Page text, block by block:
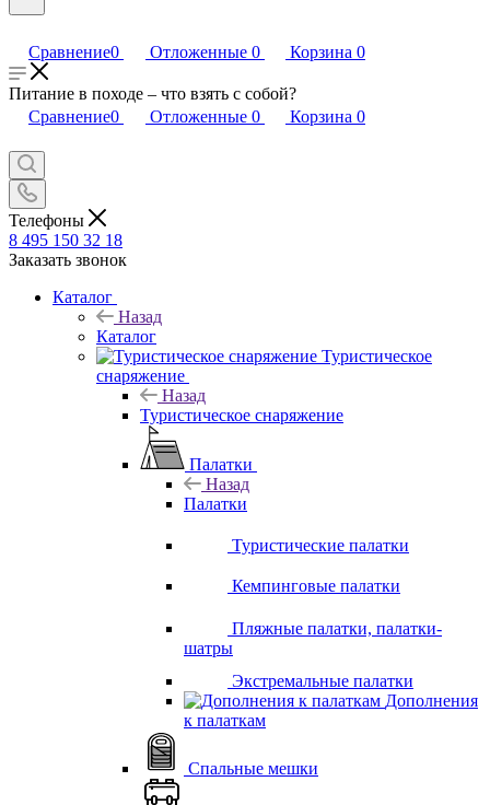
Сравнение0 Отложенные 0 Корзина 0
Питание в походе – что взять с собой?
Сравнение0 Отложенные 0 Корзина 0
Телефоны
8 495 150 32 18
Заказать звонок
Каталог
Назад
Каталог
Туристическое
снаряжение
Назад
Туристическое снаряжение
Палатки
Назад
Палатки
Туристические палатки
Кемпинговые палатки
Пляжные палатки, палатки-
шатры
Экстремальные палатки
Дополнения
к палаткам
Спальные мешки